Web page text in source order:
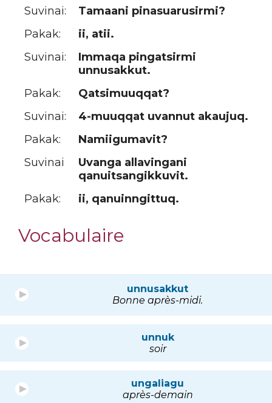
Suvinai:
Tamaani pinasuarusirmi?
Pakak:
ii, atii.
Suvinai:
Immaqa pingatsirmi
unnusakkut.
Pakak:
Qatsimuuqqat?
Suvinai:
4-muuqqat uvannut akaujuq.
Pakak:
Namiigumavit?
Suvinai
Uvanga allavingani
qanuitsangikkuvit.
Pakak:
ii, qanuinngittuq.
Vocabulaire
unnusakkut
Bonne après-midi.
unnuk
soir
ungaliagu
après-demain